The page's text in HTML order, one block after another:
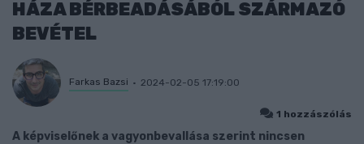
HÁZA BÉRBEADÁSÁBÓL SZÁRMAZÓ
BEVÉTEL
Farkas Bazsi 2024-02-05 17:19:00
1 hozzászólás
A képviselőnek a vagyonbevallása szerint nincsen